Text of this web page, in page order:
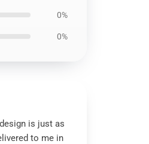
0%
0%
is just as
to me in